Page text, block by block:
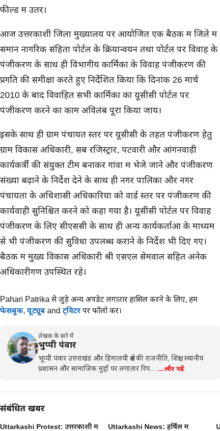
फील्ड में उतरें।
आज उत्तरकाशी जिला मुख्यालय पर आयोजित एक बैठक में जिले में
समान नागरिक संहिता पोर्टल के क्रियान्वयन तथा पोर्टल पर विवाह के
पंजीकरण के साथ ही विभागीय कार्मिकों के विवाह पंजीकरण की
प्रगति की समीक्षा करते हुए निर्देशित किया कि दिनांक 26 मार्च
2010 के बाद विवाहित सभी कार्मिकों का यूसीसी पोर्टल पर
पंजीकरण करने का काम अविलंब पूरा किया जाय।
इसके साथ ही ग्राम पंचायत स्तर पर यूसीसी के तहत पंजीकरण हेतु
ग्राम विकास अधिकारी, सब रजिस्ट्रार, पटवारी और आंगनवाड़ी
कार्यकर्त्री की संयुक्त टीम बनाकर गांवों में भेजे जाने और पंजीकरण
संख्या बढ़ाने के निर्देश देने के साथ ही नगर पालिका और नगर
पंचायतों के अधिशासी अधिकारियों को वार्ड स्तर पर पंजीकरण की
कार्यवाही सुनिश्चित करने को कहा गया है। यूसीसी पोर्टल पर विवाह
पंजीकरण के लिए सीएससी के साथ ही अन्य कार्यकर्ताओं के माध्यम
से भी पंजीकरण की सुविधा उपलब्ध कराने के निर्देश भी दिए गए।
बैठक में मुख्य विकास अधिकारी श्री एसएल सेमवाल सहित अनेक
अधिकारीगण उपस्थित रहे।
Pahari Patrika से जुड़े अन्य अपडेट लगातार हासिल करने के लिए, हमें
फेसबुक, यूट्यूब and ट्विटर पर फॉलो करें।
लेखक के बारे में
भुप्पी पंवार
भूप्पी पंवार उत्तराखंड और हिमालयी क्षेत्र की राजनीति, शिक्षा, स्थानीय
प्रशासन और सामाजिक मुद्दों पर लगातार रिप…
…और पढ़ें
संबंधित खबरें
Uttarkashi Protest: उत्तरकाशी में
Uttarkashi News: हर्षिल में